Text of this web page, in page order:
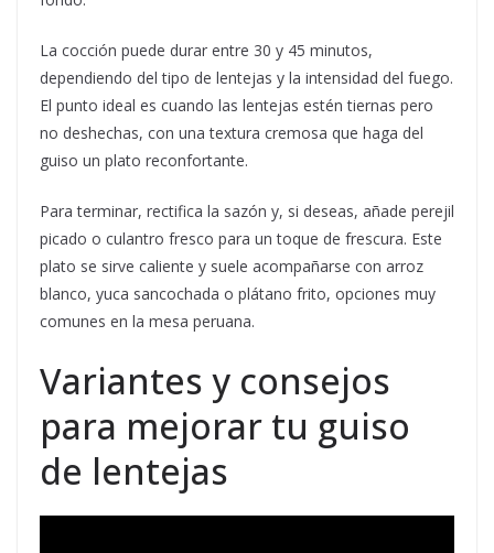
La cocción puede durar entre 30 y 45 minutos,
dependiendo del tipo de lentejas y la intensidad del fuego.
El punto ideal es cuando las lentejas estén tiernas pero
no deshechas, con una textura cremosa que haga del
guiso un plato reconfortante.
Para terminar, rectifica la sazón y, si deseas, añade perejil
picado o culantro fresco para un toque de frescura. Este
plato se sirve caliente y suele acompañarse con arroz
blanco, yuca sancochada o plátano frito, opciones muy
comunes en la mesa peruana.
Variantes y consejos
para mejorar tu guiso
de lentejas